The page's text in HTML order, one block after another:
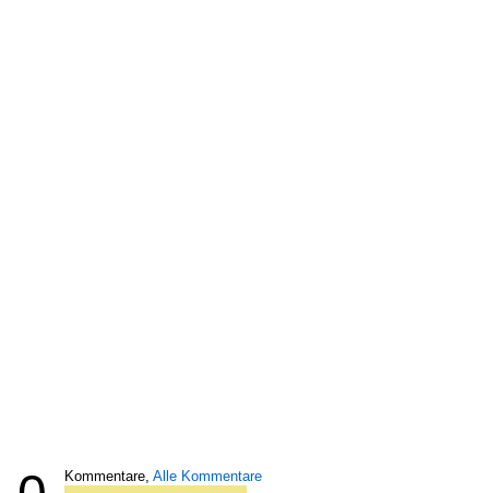
Kommentare, Alle Kommentare